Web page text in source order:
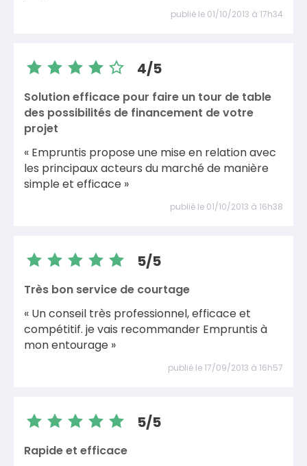
publié le 01/10/2013 à 17h34
4/5
Solution efficace pour faire un tour de table
des possibilités de financement de votre
projet
« Empruntis propose une mise en relation avec
les principaux acteurs du marché de manière
simple et efficace »
publié le 01/10/2013 à 16h38
5/5
Très bon service de courtage
« Un conseil très professionnel, efficace et
compétitif. je vais recommander Empruntis à
mon entourage »
publié le 17/09/2013 à 16h57
5/5
Rapide et efficace